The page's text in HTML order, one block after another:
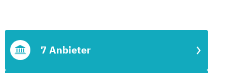
7 Anbieter